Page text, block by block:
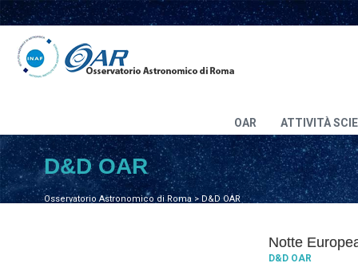
OAR ATTIVITÀ
Osservatorio Astronomico di Roma>D&D OAR
D&D OAR
Notte
D&D OAR